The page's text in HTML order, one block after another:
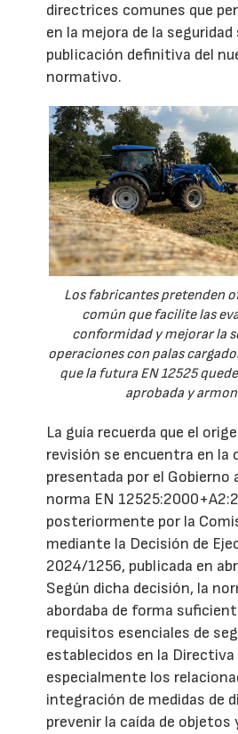
directrices comunes que
en la mejora de la seguridad
publicación definitiva del
normativo.
Los fabricantes pretenden
común que facilite las
conformidad y mejorar la
operaciones con palas
que la futura EN 12525
aprobada y
La guía recuerda que el
revisión se encuentra en la
presentada por el Gobierno
norma EN
posteriormente por la
mediante la Decisión de
2024/1256, publicada en
Según dicha decisión, la
abordaba de forma
requisitos esenciales de
establecidos en la Directiva
especialmente los
integración de medidas de
prevenir la caída de objetos